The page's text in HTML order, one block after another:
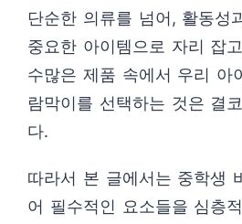
단순한 의류를 넘어, 활동성
중요한 아이템으로 자리 잡
수많은 제품 속에서 우리 아
람막이를 선택하는 것은 결
다.
따라서 본 글에서는 중학생
어 필수적인 요소들을 심층